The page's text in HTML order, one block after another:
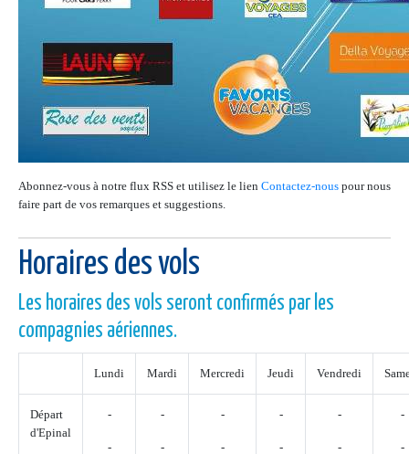
Abonnez-vous à notre flux RSS et utilisez le lien Contactez-nous pour nous
faire part de vos remarques et suggestions.
Horaires des vols
Les horaires des vols seront confirmés par les
compagnies aériennes.
Lundi Mardi Mercredi Jeudi Vendredi
Départ
d'Epinal
-
-
-
-
-
-
-
-
-
-
-
-